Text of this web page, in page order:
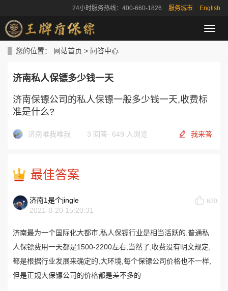
24小时服务热线：400-660-1826 服务城市 English
导
航
您的位置： 网站首页 > 问答中心
济南私人保镖多少钱一天
济南保镖公司的私人保镖一般多少钱一天,收费标
准是什么?
济南唯我唯我 3 回答· 649 人浏览 我来答
最佳答案
济南1是个jingle
2021-8-20 15:20:31
630
济南最为一个国际化大都市,私人保镖行业是相当活跃的,普通私
人保镖费用一天都是1500-2200左右,当然了,收费没有明文规定,
都是根据行业发展来确定的,大环境,每个保镖公司价格也不一样,
但是正规大保镖公司的价格都是差不多的